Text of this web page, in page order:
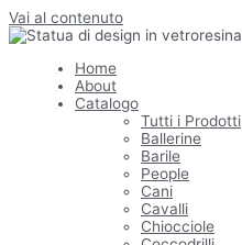
Vai al contenuto
Home
About
Catalogo
Tutti i Prodotti
Ballerine
Barile
People
Cani
Cavalli
Chiocciole